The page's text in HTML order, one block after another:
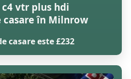
vtr plus hdi
casare în Milnrow
casare este £232